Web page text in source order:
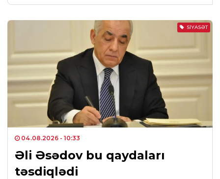
SIYASƏT
04.08.2026 - 10:33
Əli Əsədov bu qaydaları
təsdiqlədi